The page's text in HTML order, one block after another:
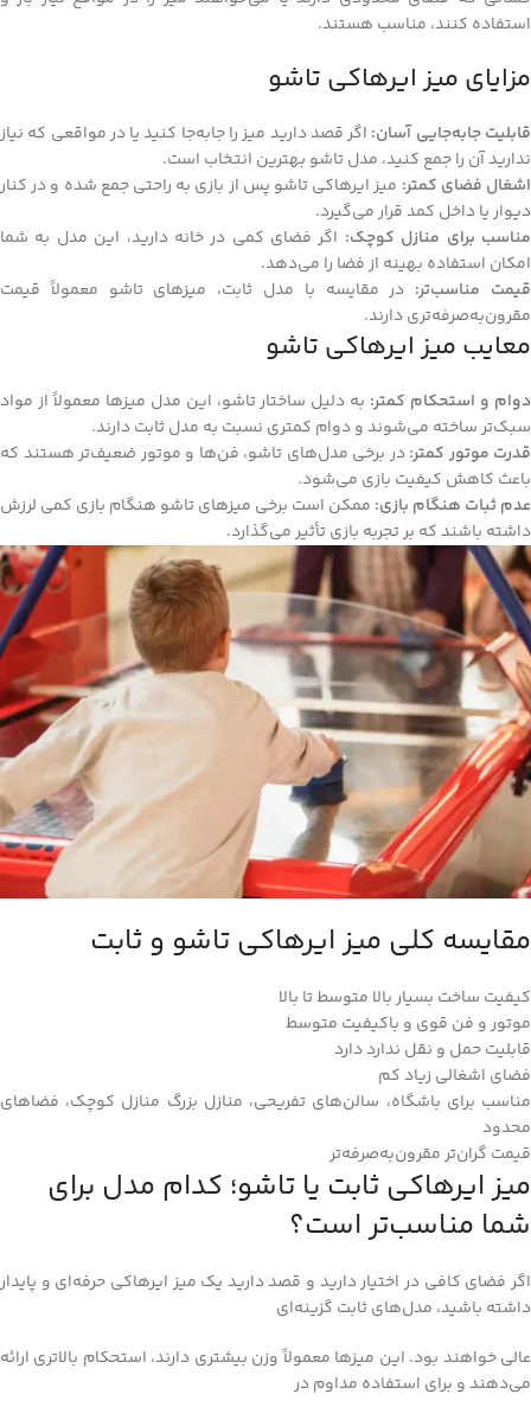
استفاده کنند، مناسب هستند.
مزایای میز ایرهاکی تاشو
قابلیت جابه‌جایی آسان: اگر قصد دارید میز را جابه‌جا کنید یا در مواقعی که نیاز
ندارید آن را جمع کنید، مدل تاشو بهترین انتخاب است.
اشغال فضای کمتر: میز ایرهاکی تاشو پس از بازی به راحتی جمع شده و در کنار
دیوار یا داخل کمد قرار می‌گیرد.
مناسب برای منازل کوچک: اگر فضای کمی در خانه دارید، این مدل به شما
امکان استفاده بهینه از فضا را می‌دهد.
قیمت مناسب‌تر: در مقایسه با مدل ثابت، میزهای تاشو معمولاً قیمت
مقرون‌به‌صرفه‌تری دارند.
معایب میز ایرهاکی تاشو
دوام و استحکام کمتر: به دلیل ساختار تاشو، این مدل میزها معمولاً از مواد
سبک‌تر ساخته می‌شوند و دوام کمتری نسبت به مدل ثابت دارند.
قدرت موتور کمتر:در برخی مدل‌های تاشو، فن‌ها و موتور ضعیف‌تر هستند که
باعث کاهش کیفیت بازی می‌شود.
عدم ثبات هنگام بازی: ممکن است برخی میزهای تاشو هنگام بازی کمی لرزش
داشته باشند که بر تجربه بازی تأثیر می‌گذارد.
مقایسه کلی میز ایرهاکی تاشو و ثابت
کیفیت ساخت بسیار بالا متوسط تا بالا
موتور و فن قوی و باکیفیت متوسط
قابلیت حمل و نقل ندارد دارد
فضای اشغالی زیاد کم
مناسب برای باشگاه، سالن‌های تفریحی، منازل بزرگ منازل کوچک، فضاهای
محدود
قیمت گران‌تر مقرون‌به‌صرفه‌تر
میز ایرهاکی ثابت یا تاشو؛ کدام مدل برای
شما مناسب‌تر است؟
اگر فضای کافی در اختیار دارید و قصد دارید یک میز ایرهاکی حرفه‌ای و پایدار
داشته باشید، مدل‌های ثابت گزینه‌ای
عالی خواهند بود. این میزها معمولاً وزن بیشتری دارند، استحکام بالاتری ارائه
می‌دهند و برای استفاده مداوم در